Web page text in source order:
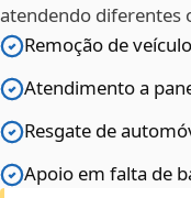
atendendo diferentes
Remoção de
Atendimento a
Resgate de
Apoio em falta de